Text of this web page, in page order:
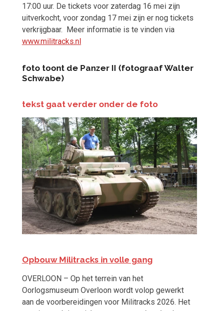
17:00 uur. De tickets voor zaterdag 16 mei zijn
uitverkocht, voor zondag 17 mei zijn er nog tickets
verkrijgbaar. Meer informatie is te vinden via
www.militracks.nl
foto toont de Panzer II (fotograaf Walter
Schwabe)
tekst gaat verder onder de foto
Opbouw Militracks in volle gang
OVERLOON – Op het terrein van het
Oorlogsmuseum Overloon wordt volop gewerkt
aan de voorbereidingen voor Militracks 2026. Het